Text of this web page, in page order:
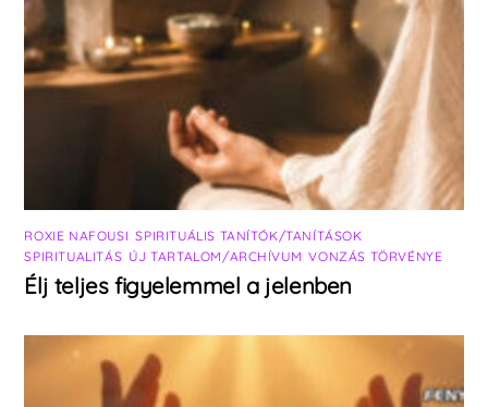
ROXIE NAFOUSI ,SPIRITUÁLIS TANÍTÓK/TANÍTÁSOK
SPIRITUALITÁS ÚJ TARTALOM/ARCHÍVUM ,VONZÁS TÖRVÉNYE
Élj teljes figyelemmel a jelenben